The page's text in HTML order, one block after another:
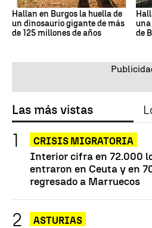
Hallan en Burgos la huella de
un dinosaurio gigante de más
de 125 millones de años
de
Las más vistas
CRISIS MIGRATORIA
Interior cifra en 72.000
entraron en Ceuta y en
regresado a Marruecos
ASTURIAS